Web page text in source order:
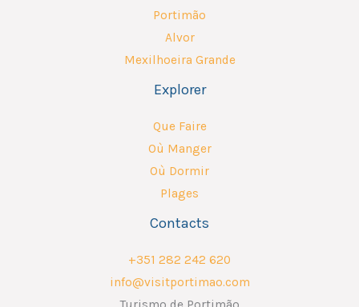
Portimão
Alvor
Mexilhoeira Grande
Explorer
Que Faire
Où Manger
Où Dormir
Plages
Contacts
+351 282 242 620
info@visitportimao.com